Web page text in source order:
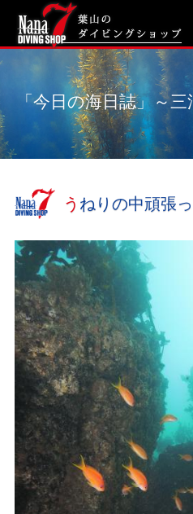
「今日の海日誌」～三
うねりの中頑張